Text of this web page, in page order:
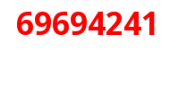
69694241